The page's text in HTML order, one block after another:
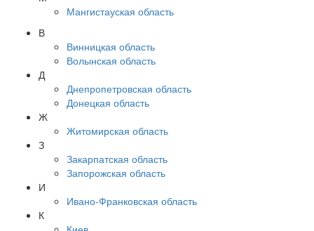
Мангистауская область
В
Винницкая область
Волынская область
Д
Днепропетровская область
Донецкая область
Ж
Житомирская область
З
Закарпатская область
Запорожская область
И
Ивано-Франковская область
К